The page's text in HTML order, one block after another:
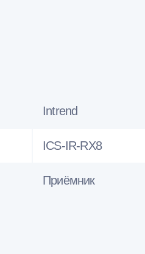
Intrend
ICS-IR-RX8
Приёмник